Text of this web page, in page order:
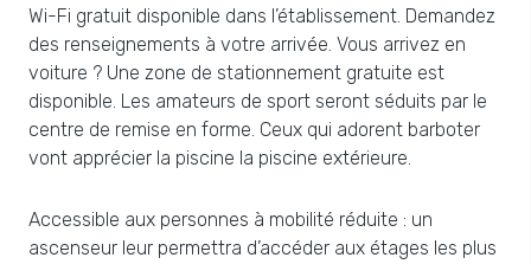
Wi-Fi gratuit disponible dans l’établissement. Demandez
des renseignements à votre arrivée. Vous arrivez en
voiture ? Une zone de stationnement gratuite est
disponible. Les amateurs de sport seront séduits par le
centre de remise en forme. Ceux qui adorent barboter
vont apprécier la piscine la piscine extérieure.
Accessible aux personnes à mobilité réduite : un
ascenseur leur permettra d’accéder aux étages les plus